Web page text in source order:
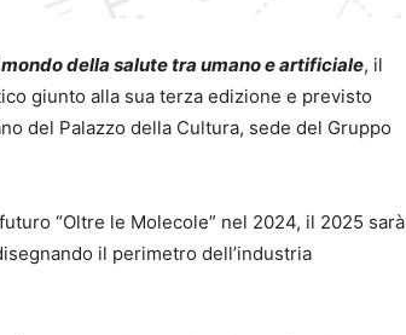
mondo della salute tra umano e artificiale, il
giunto alla sua terza edizione e previsto
del Palazzo della Cultura, sede del Gruppo
“Oltre le Molecole” nel 2024, il 2025 sarà
il perimetro dell’industria